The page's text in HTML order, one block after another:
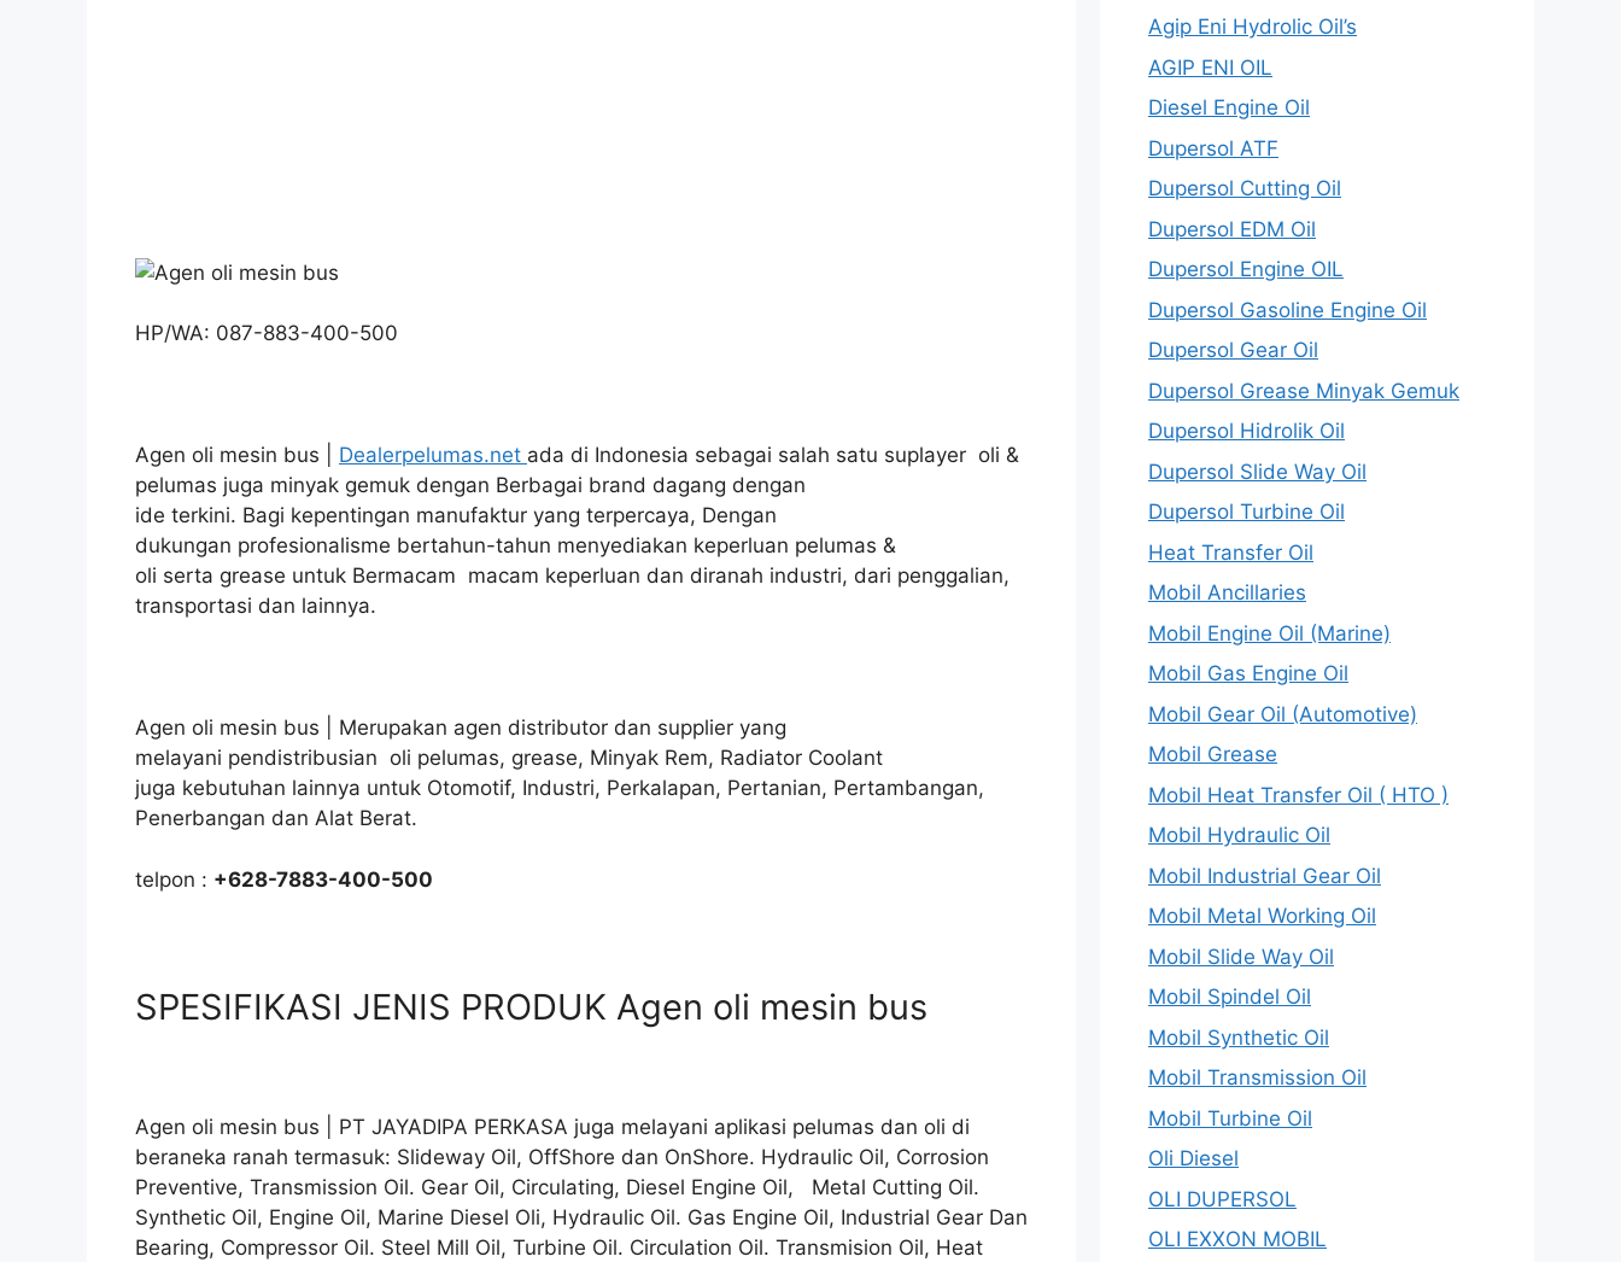
HP/WA: 087-883-400-500
Agen oli mesin bus | Dealerpelumas.net ada di Indonesia sebagai salah satu suplayer oli &
pelumas juga minyak gemuk dengan Berbagai brand dagang dengan
ide terkini. Bagi kepentingan manufaktur yang terpercaya, Dengan
dukungan profesionalisme bertahun-tahun menyediakan keperluan pelumas &
oli serta grease untuk Bermacam macam keperluan dan diranah industri, dari penggalian,
transportasi dan lainnya.
Agen oli mesin bus | Merupakan agen distributor dan supplier yang
melayani pendistribusian oli pelumas, grease, Minyak Rem, Radiator Coolant
juga kebutuhan lainnya untuk Otomotif, Industri, Perkalapan, Pertanian, Pertambangan,
Penerbangan dan Alat Berat.
telpon : +628-7883-400-500
SPESIFIKASI JENIS PRODUK Agen oli mesin bus
Agen oli mesin bus | PT JAYADIPA PERKASA juga melayani aplikasi pelumas dan oli di
beraneka ranah termasuk: Slideway Oil, OffShore dan OnShore. Hydraulic Oil, Corrosion
Preventive, Transmission Oil. Gear Oil, Circulating, Diesel Engine Oil, Metal Cutting Oil.
Synthetic Oil, Engine Oil, Marine Diesel Oli, Hydraulic Oil. Gas Engine Oil, Industrial Gear Dan
Bearing, Compressor Oil. Steel Mill Oil, Turbine Oil. Circulation Oil. Transmision Oil, Heat
Agip Eni Hydrolic Oil’s
AGIP ENI OIL
Diesel Engine Oil
Dupersol ATF
Dupersol Cutting Oil
Dupersol EDM Oil
Dupersol Engine OIL
Dupersol Gasoline Engine Oil
Dupersol Gear Oil
Dupersol Grease Minyak Gemuk
Dupersol Hidrolik Oil
Dupersol Slide Way Oil
Dupersol Turbine Oil
Heat Transfer Oil
Mobil Ancillaries
Mobil Engine Oil (Marine)
Mobil Gas Engine Oil
Mobil Gear Oil (Automotive)
Mobil Grease
Mobil Heat Transfer Oil ( HTO )
Mobil Hydraulic Oil
Mobil Industrial Gear Oil
Mobil Metal Working Oil
Mobil Slide Way Oil
Mobil Spindel Oil
Mobil Synthetic Oil
Mobil Transmission Oil
Mobil Turbine Oil
Oli Diesel
OLI DUPERSOL
OLI EXXON MOBIL